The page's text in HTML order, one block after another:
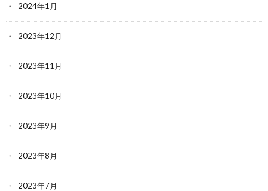
2024年1月
2023年12月
2023年11月
2023年10月
2023年9月
2023年8月
2023年7月